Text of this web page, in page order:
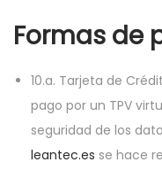
Formas de
10.a. Tarjeta de
pago por un TPV
seguridad de los
leantec.es se hace